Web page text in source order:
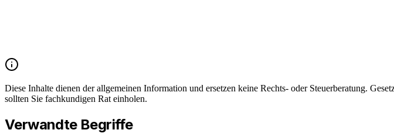
Tauchen Kabelgebühren in Abrechnungen für Zeiträume ab dem 1. Juli 2024 auf, ist die Position
Diese Inhalte dienen der allgemeinen Information und ersetzen keine Rechts- oder Steuerberatung.
sollten Sie fachkundigen Rat einholen.
Verwandte Begriffe